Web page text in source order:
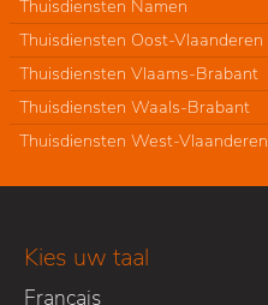
Thuisdiensten Namen
Thuisdiensten Oost-Vlaanderen
Thuisdiensten Vlaams-Brabant
Thuisdiensten Waals-Brabant
Thuisdiensten West-Vlaanderen
Kies uw taal
Français